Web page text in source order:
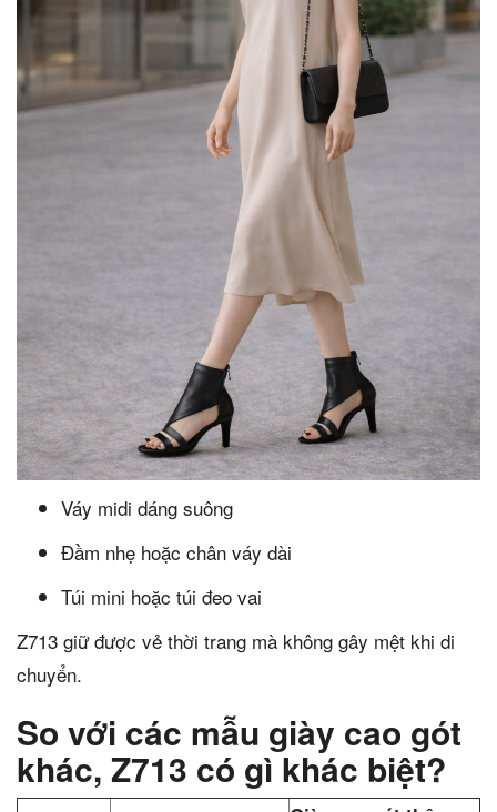
Váy midi dáng suông
Đầm nhẹ hoặc chân váy dài
Túi mini hoặc túi đeo vai
Z713 giữ được vẻ thời trang mà không gây mệt khi di
chuyển.
So với các mẫu giày cao gót
khác, Z713 có gì khác biệt?